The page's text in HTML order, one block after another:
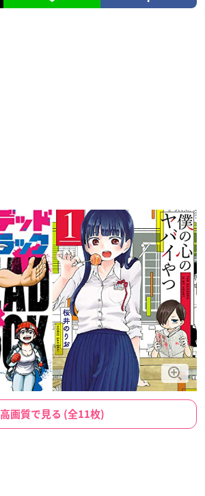
高画質で見る (全11枚)